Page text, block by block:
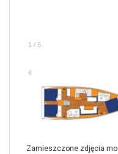
1 / 5
Zamieszczone zdjęcia